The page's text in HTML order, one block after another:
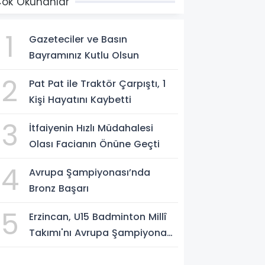
1
Gazeteciler ve Basın
Bayramınız Kutlu Olsun
2
Pat Pat ile Traktör Çarpıştı, 1
Kişi Hayatını Kaybetti
3
İtfaiyenin Hızlı Müdahalesi
Olası Facianın Önüne Geçti
4
Avrupa Şampiyonası’nda
Bronz Başarı
5
Erzincan, U15 Badminton Millî
Takımı'nı Avrupa Şampiyonası